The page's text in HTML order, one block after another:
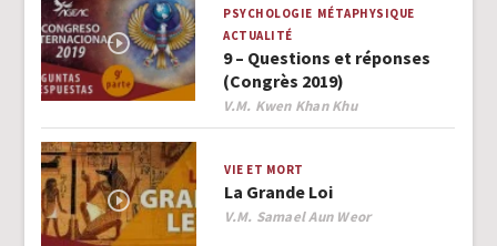
PSYCHOLOGIE MÉTAPHYSIQUE
ACTUALITÉ
9 – Questions et réponses
(Congrès 2019)
Author
V.M. Kwen Khan Khu
VIE ET MORT
La Grande Loi
Author
V.M. Samael Aun Weor